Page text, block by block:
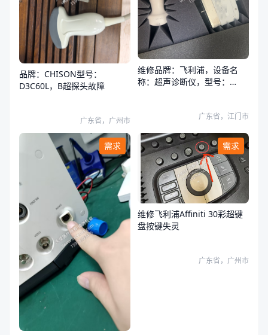
品牌：CHISON型号：
D3C60L，B超探头故障
广东省，广州市
维修品牌：飞利浦，设备名
称：超声诊断仪，型号：
广东省，江门市
需求 需求
维修飞利浦Affiniti 30彩超键
盘按键失灵
广东省，广州市